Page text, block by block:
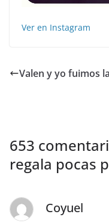
Ver en Instagram
Valen y yo fuimos
653
regala pocas
Coyuel